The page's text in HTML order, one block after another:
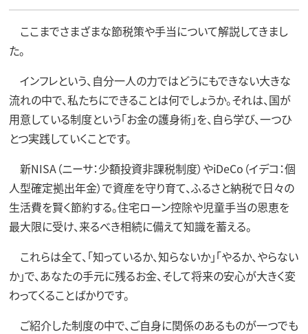
ここまでさまざまな節税策や手当について解説してきまし
た。
インフレという、自分一人の力ではどうにもできない大きな
流れの中で、私たちにできることは何でしょうか。それは、国が
用意している制度という「お金の護身術」を、自ら学び、一つひ
とつ実践していくことです。
新NISA（ニーサ：少額投資非課税制度）やiDeCo（イデコ：個
人型確定拠出年金）で資産を守り育て、ふるさと納税で日々の
生活費を賢く節約する。住宅ローン控除や児童手当の恩恵を
最大限に受け、来るべき相続に備えて知識を蓄える。
これらは全て、「知っているか、知らないか」「やるか、やらない
か」で、あなたの手元に残るお金、そして将来の安心が大きく変
わってくることばかりです。
ご紹介した制度の中で、ご自身に関係のあるものが一つでも